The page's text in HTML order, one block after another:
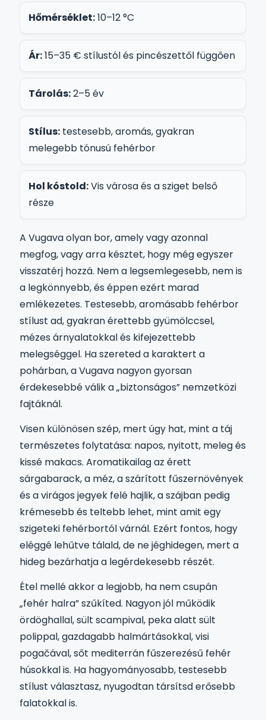
Hőmérséklet:10–12 °C
Ár:15–35 € stílustól és pincészettől függően
Tárolás:2–5 év
Stílus: testesebb, aromás, gyakran
melegebb tónusú fehérbor
Hol kóstold:Vis városa és a sziget belső
része
A Vugava olyan bor, amely vagy azonnal
megfog, vagy arra késztet, hogy még egyszer
visszatérj hozzá. Nem a legsemlegesebb, nem is
a legkönnyebb, és éppen ezért marad
emlékezetes. Testesebb, aromásabb fehérbor
stílust ad, gyakran érettebb gyümölccsel,
mézes árnyalatokkal és kifejezettebb
melegséggel. Ha szereted a karaktert a
pohárban, a Vugava nagyon gyorsan
érdekesebbé válik a „biztonságos” nemzetközi
fajtáknál.
Visen különösen szép, mert úgy hat, mint a táj
természetes folytatása: napos, nyitott, meleg és
kissé makacs. Aromatikailag az érett
sárgabarack, a méz, a szárított fűszernövények
és a virágos jegyek felé hajlik, a szájban pedig
krémesebb és teltebb lehet, mint amit egy
szigeteki fehérbortól várnál. Ezért fontos, hogy
eléggé lehűtve tálald, de ne jéghidegen, mert a
hideg bezárhatja a legérdekesebb részét.
Étel mellé akkor a legjobb, ha nem csupán
„fehér halra” szűkíted. Nagyon jól működik
ördöghallal, sült scampival, peka alatt sült
polippal, gazdagabb halmártásokkal, visi
pogačával, sőt mediterrán fűszerezésű fehér
húsokkal is. Ha hagyományosabb, testesebb
stílust választasz, nyugodtan társítsd erősebb
falatokkal is.